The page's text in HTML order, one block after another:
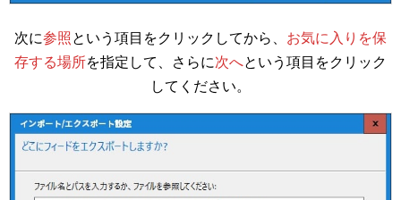
次に参照 という項目をクリックしてから、 お気に入りを保
存する場所を指定して、さらに次へという項目をクリック
してください。